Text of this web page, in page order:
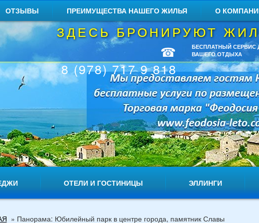
ОТЗЫВЫ ПРЕИМУЩЕСТВА НАШЕГО ЖИЛЬЯ О
ЗДЕСЬ БРОНИРУЮТ
☎
8 (978) 717 9 818
БЕСПЛАТНЫЙ СЕРВИС
ВАШЕГО ОТДЫХА
ОТЕЛИ И ГОСТИНИЦЫ ЭЛЛИНГИ
» Панорама: Юбилейный парк в центре города, памятник Славы